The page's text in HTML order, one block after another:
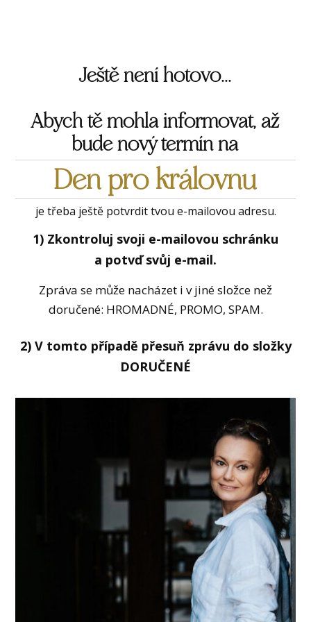
Ještě není hotovo...
Abych tě mohla informovat, až
bude nový termín na
Den pro královnu
je třeba ještě potvrdit tvou e-mailovou adresu.
1) Zkontroluj svoji e-mailovou schránku
a potvď svůj e-mail.
Zpráva se může nacházet i v jiné složce než
doručené: HROMADNÉ, PROMO, SPAM.
2) V tomto případě přesuň zprávu do složky
DORUČENÉ